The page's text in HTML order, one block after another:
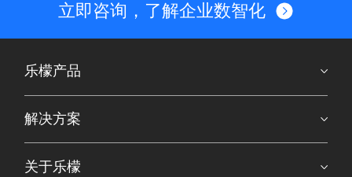
立即咨询，了解企业数智化
乐檬产品
解决方案
关于乐檬